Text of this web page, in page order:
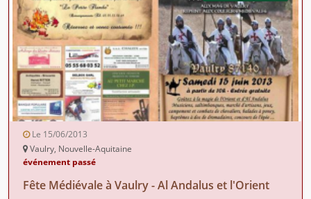
Le 15/06/2013
Vaulry, Nouvelle-Aquitaine
événement passé
Fête Médiévale à Vaulry - Al Andalus et l'Orient